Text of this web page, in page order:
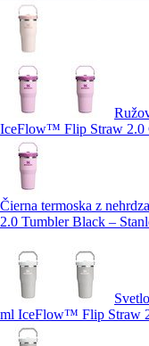
IceFlow™ Flip Straw 2.0
Čierna termoska z
2.0 Tumbler Black –
ml IceFlow™ Flip Straw